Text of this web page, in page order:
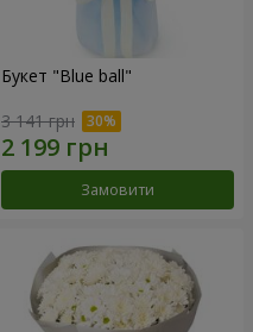
Букет "Blue ball"
3 141 грн
Замовити